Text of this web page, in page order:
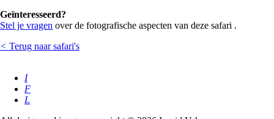
Geïnteresseerd?
Stel je vragen over de fotografische aspecten van deze safari .
< Terug naar safari's
I
F
L